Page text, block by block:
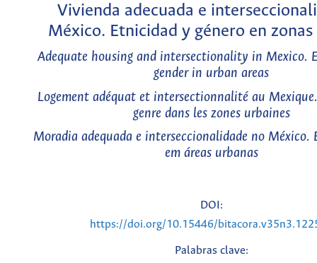
Vivienda adecuada e
México. Etnicidad y género en zonas
Adequate housing and intersectionality in Mexico.
gender in urban areas
Logement adéquat et intersectionnalité au
genre dans les zones urbaines
Moradia adequada e interseccionalidade no México.
em áreas urbanas
DOI:
https://doi.org/10.15446/
Palabras clave: